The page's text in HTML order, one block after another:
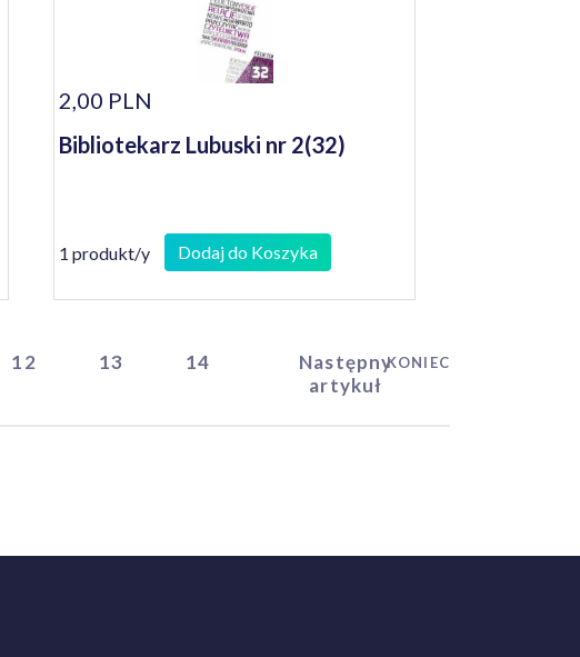
2,00 PLN
Bibliotekarz Lubuski nr 2(32)
1 produkt/y Dodaj do Koszyka
12 13 14
Następny
artykuł
KONIEC